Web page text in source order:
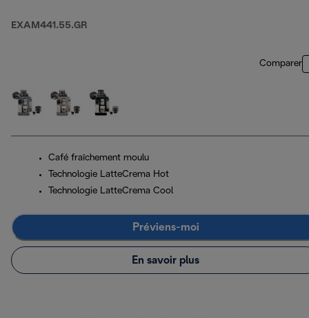
EXAM441.55.GR
Comparer
Café fraîchement moulu
Technologie LatteCrema Hot
Technologie LatteCrema Cool
Préviens-moi
En savoir plus